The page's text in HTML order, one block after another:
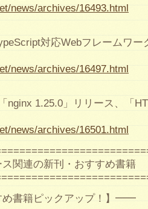
news/archives/16493.html
対応Webフレームワー
news/archives/16497.html
nginx 1.25.0」リリース、「
news/archives/16501.html
関連の新刊・おすすめ書籍
書籍ピックアップ！】━━